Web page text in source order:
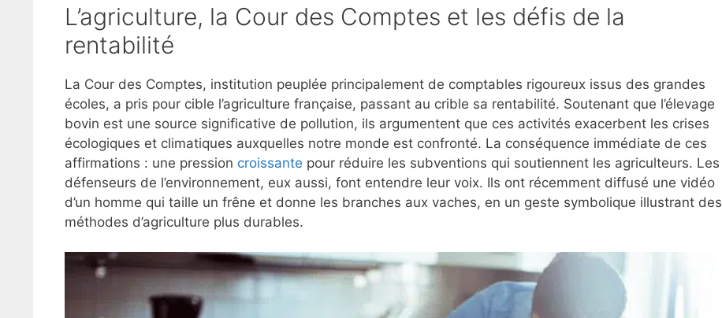
L’agriculture, la Cour des Comptes et les défis de la
rentabilité
La Cour des Comptes, institution peuplée principalement de comptables rigoureux issus des grandes
écoles, a pris pour cible l’agriculture française, passant au crible sa rentabilité. Soutenant que l’élevage
bovin est une source significative de pollution, ils argumentent que ces activités exacerbent les crises
écologiques et climatiques auxquelles notre monde est confronté. La conséquence immédiate de ces
affirmations : une pression croissante pour réduire les subventions qui soutiennent les agriculteurs. Les
défenseurs de l’environnement, eux aussi, font entendre leur voix. Ils ont récemment diffusé une vidéo
d’un homme qui taille un frêne et donne les branches aux vaches, en un geste symbolique illustrant des
méthodes d’agriculture plus durables.